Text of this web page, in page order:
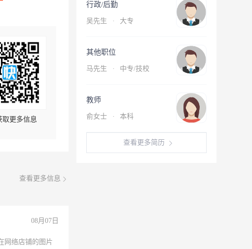
取更多信息
查看更多信息
08月07日
网络店铺的图片
行政/后勤
吴先生 · 大专
其他职位
马先生 · 中专/技校
教师
俞女士 · 本科
查看更多简历